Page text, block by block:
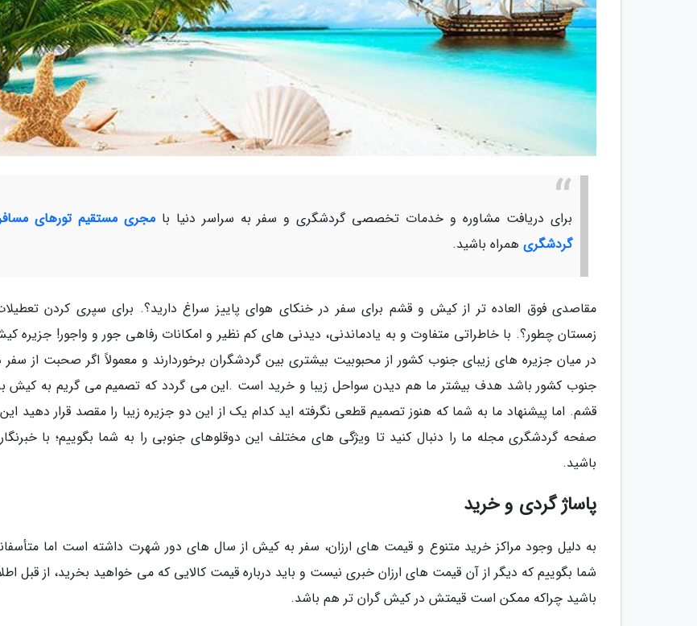
برای دریافت مشاوره و خدمات تخصصی گردشگری و سفر به سراسر دنیا بامجری مستقیم تورهای
گردشگری همراه باشید.
مقاصدی فوق العاده تر از کیش و قشم برای سفر در خنکای هوای پاییز سراغ دارید؟. برای سپری کردن
زمستان چطور؟. با خاطراتی متفاوت و به یادماندنی، دیدنی های کم نظیر و امکانات رفاهی جور و واجور! جزیره
در میان جزیره های زیبای جنوب کشور از محبوبیت بیشتری بین گردشگران برخوردارند و معمولاً اگر صحبت از سفر
جنوب کشور باشد هدف بیشتر ما هم دیدن سواحل زیبا و خرید است .این می گردد که تصمیم می گریم به کیش
قشم. اما پیشنهاد ما به شما که هنوز تصمیم قطعی نگرفته اید کدام یک از این دو جزیره زیبا را مقصد قرار دهید
صفحه گردشگری مجله ما را دنبال کنید تا ویژگی های مختلف این دوقلوهای جنوبی را به شما بگوییم؛ با
باشید.
پاساژ گردی و خرید
به دلیل وجود مراکز خرید متنوع و قیمت های ارزان، سفر به کیش از سال های دور شهرت داشته است اما
شما بگوییم که دیگر از آن قیمت های ارزان خبری نیست و باید درباره قیمت کالایی که می خواهید بخرید، از قبل
باشید چراکه ممکن است قیمتش در کیش گران تر هم باشد.